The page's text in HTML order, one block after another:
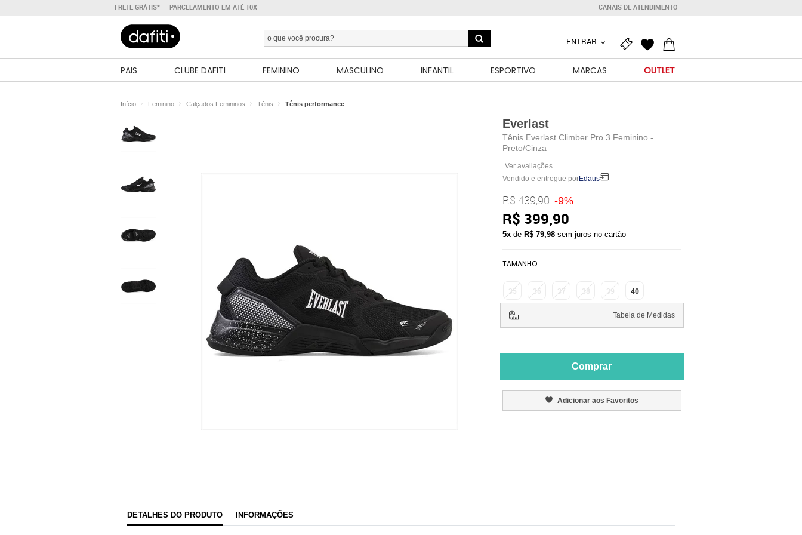
FRETE GRÁTIS* PARCELAMENTO EM ATÉ 10X CANAIS DE ATENDIMENTO
ENTRAR
PAIS CLUBE DAFITI FEMININO MASCULINO INFANTIL ESPORTIVO MARCAS OUTLET
Início Feminino Calçados Femininos Tênis Tênis performance
Everlast
Tênis Everlast Climber Pro 3 Feminino -
Preto/Cinza
Ver avaliações
Vendido e entregue porEdaus
R$ 439,90 -9%
R$ 399,90
5xde R$ 79,98 sem juros no cartão
TAMANHO
40
Tabela de Medidas
Comprar
Adicionar aos Favoritos
DETALHES DO PRODUTO INFORMAÇÕES